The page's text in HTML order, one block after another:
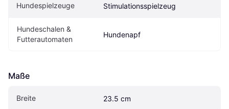
Hundespielzeuge Stimulationsspielzeug
Hundeschalen &
Futterautomaten
Hundenapf
Maße
Breite 23.5 cm